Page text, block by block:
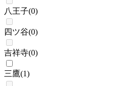
八王子(0)
四ツ谷(0)
吉祥寺(0)
三鷹(1)